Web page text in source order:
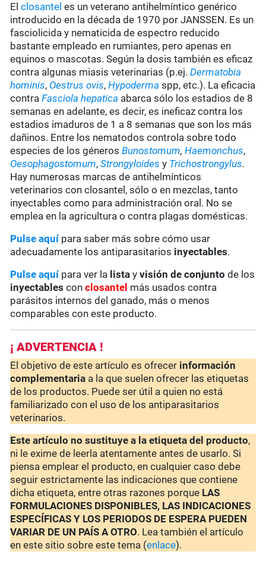
Elclosantel es un veterano antihelmíntico genérico
introducido en la década de 1970 por JANSSEN. Es un
fasciolicida y nematicida de espectro reducido
bastante empleado en rumiantes, pero apenas en
equinos o mascotas. Según la dosis también es eficaz
contra algunas miasis veterinarias (p.ej.Dermatobia
hominis, Oestrus ovis,Hypoderma spp, etc.). La eficacia
contraFasciola hepatica abarca sólo los estadios de 8
semanas en adelante, es decir, es ineficaz contra los
estadios imaduros de 1 a 8 semanas que son los más
dañinos. Entre los nematodos controla sobre todo
especies de los génerosBunostomum, Haemonchus,
Oesophagostomum,Strongyloides y Trichostrongylus.
Hay numerosas marcas de antihelmínticos
veterinarios con closantel, sólo o en mezclas, tanto
inyectables como para administración oral. No se
emplea en la agricultura o contra plagas domésticas.
Pulse aquípara saber más sobre cómo usar
adecuadamente los antiparasitarios inyectables.
Pulse aquí para ver la lista yvisión de conjunto de los
inyectables conclosantel más usados contra
parásitos internos del ganado, más o menos
comparables con este producto.
¡ ADVERTENCIA !
El objetivo de este artículo es ofrecer información
complementaria a la que suelen ofrecer las etiquetas
de los productos. Puede ser útil a quien no está
familiarizado con el uso de los antiparasitarios
veterinarios.
Este artículo no sustituye a la etiqueta del producto,
ni le exime de leerla atentamente antes de usarlo. Si
piensa emplear el producto, en cualquier caso debe
seguir estrictamente las indicaciones que contiene
dicha etiqueta, entre otras razones porque LAS
FORMULACIONES DISPONIBLES, LAS INDICACIONES
ESPECÍFICAS Y LOS PERIODOS DE ESPERA PUEDEN
VARIAR DE UN PAÍS A OTRO. Lea también el artículo
en este sitio sobre este tema (enlace).